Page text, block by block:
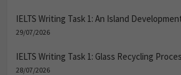
IELTS Writing Task 1: An Island
29/07/2026
IELTS Writing Task 1: Glass Recycling
28/07/2026